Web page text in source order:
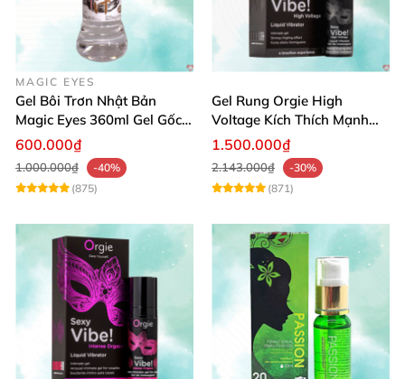
MAGIC EYES
Gel Bôi Trơn Nhật Bản
Magic Eyes 360ml Gel Gốc
Nước An Toàn
600.000₫
1.000.000₫
-40%
(875)
Gel Rung Orgie High
Voltage Kích Thích Mạnh
Tăng Ham Muốn
1.500.000₫
2.143.000₫
-30%
(871)